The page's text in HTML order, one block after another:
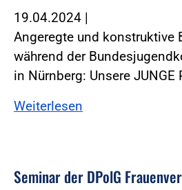
19.04.2024 |
Angeregte und konstruktive
während der
in Nürnberg: Unsere JUNGE
Weiterlesen
Seminar der DPolG